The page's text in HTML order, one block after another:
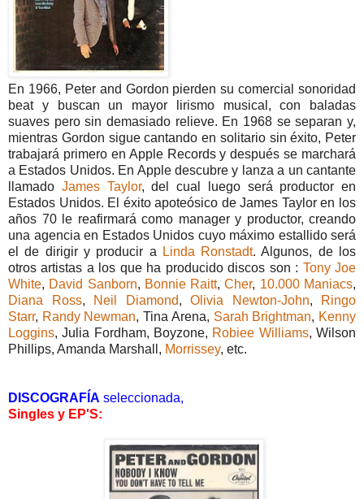
En 1966, Peter and Gordon pierden su comercial sonoridad
beat y buscan un mayor lirismo musical, con baladas
suaves pero sin demasiado relieve. En 1968 se separan y,
mientras Gordon sigue cantando en solitario sin éxito, Peter
trabajará primero en Apple Records y después se marchará
a Estados Unidos. En Apple descubre y lanza a un cantante
llamado James Taylor, del cual luego será productor en
Estados Unidos. El éxito apoteósico de James Taylor en los
años 70 le reafirmará como manager y productor, creando
una agencia en Estados Unidos cuyo máximo estallido será
el de dirigir y producir a
Linda Ronstadt. Algunos, de los
otros artistas a los que ha producido discos son : Tony Joe
White, David Sanborn, Bonnie Raitt,Cher, 10.000 Maniacs,
Diana Ross, Neil Diamond, Olivia Newton-John,
Ringo
Starr, Randy Newman, Tina Arena, Sarah Brightman, Kenny
Loggins, Julia Fordham, Boyzone, Robiee Williams, Wilson
Phillips, Amanda Marshall, Morrissey, etc.
DISCOGRAFÍA seleccionada,
Singles y EP'S: